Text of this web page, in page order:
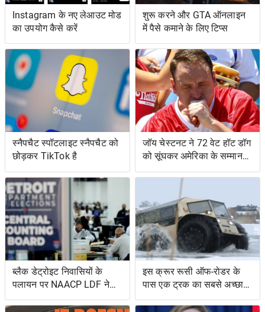
Instagram के नए लेआउट मोड
का उपयोग कैसे करें
शुरू करने और GTA ऑनलाइन
में पैसे कमाने के लिए टिप्स
स्नैपचैट स्पॉटलाइट स्नैपचैट को
छोड़कर TikTok है
जॉय चेस्टनट ने 72 वेट हॉट डॉग
को सूंघकर अमेरिका के सम्मान
की रक्षा की
ब्लैक डेट्रोइट निवासियों के
पलायन पर NAACP LDF ने
मुकदमा किया, मिशिगन के वोट
इस क्रूर रूसी ऑफ-रोडर के
पास एक ट्रक का सबसे अच्छा
और एक उभयचर टैंक का सबसे